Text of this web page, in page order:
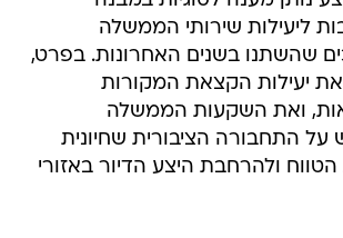
ליעילות שירותי הממשלה
שהשתנו בשנים האחרונות. בפרט,
יעילות הקצאת המקורות
ואת השקעות הממשלה
התחבורה הציבורית שחיונית
ולהרחבת היצע הדיור באזורי